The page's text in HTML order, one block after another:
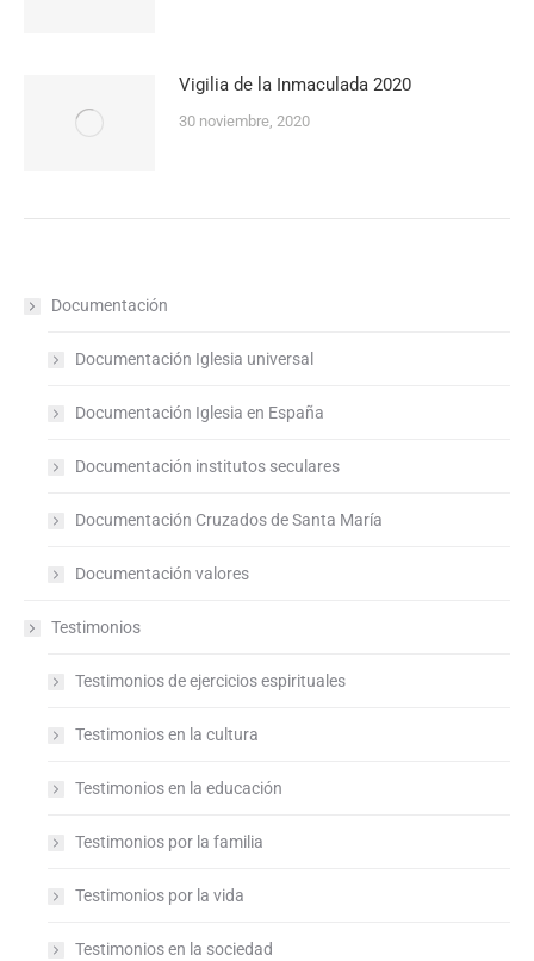
Vigilia de la Inmaculada 2020
30 noviembre, 2020
Documentación
Documentación Iglesia universal
Documentación Iglesia en España
Documentación institutos seculares
Documentación Cruzados de Santa María
Documentación valores
Testimonios
Testimonios de ejercicios espirituales
Testimonios en la cultura
Testimonios en la educación
Testimonios por la familia
Testimonios por la vida
Testimonios en la sociedad